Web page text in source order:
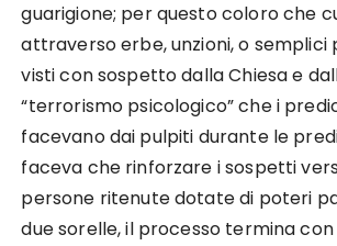
guarigione; per questo coloro che
attraverso erbe, unzioni, o semplici
visti con sospetto dalla Chiesa e
“terrorismo psicologico” che i
facevano dai pulpiti durante le
faceva che rinforzare i sospetti
persone ritenute dotate di poteri
due sorelle, il processo termina